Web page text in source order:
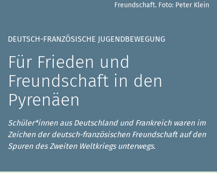
Freundschaft. Foto: Peter Klein
DEUTSCH-FRANZÖSISCHE JUGENDBEWEGUNG
Für Frieden und
Freundschaft in den
Pyrenäen
Schüler*innen aus Deutschland und Frankreich waren im
Zeichen der deutsch-französischen Freundschaft auf den
Spuren des Zweiten Weltkriegs unterwegs.